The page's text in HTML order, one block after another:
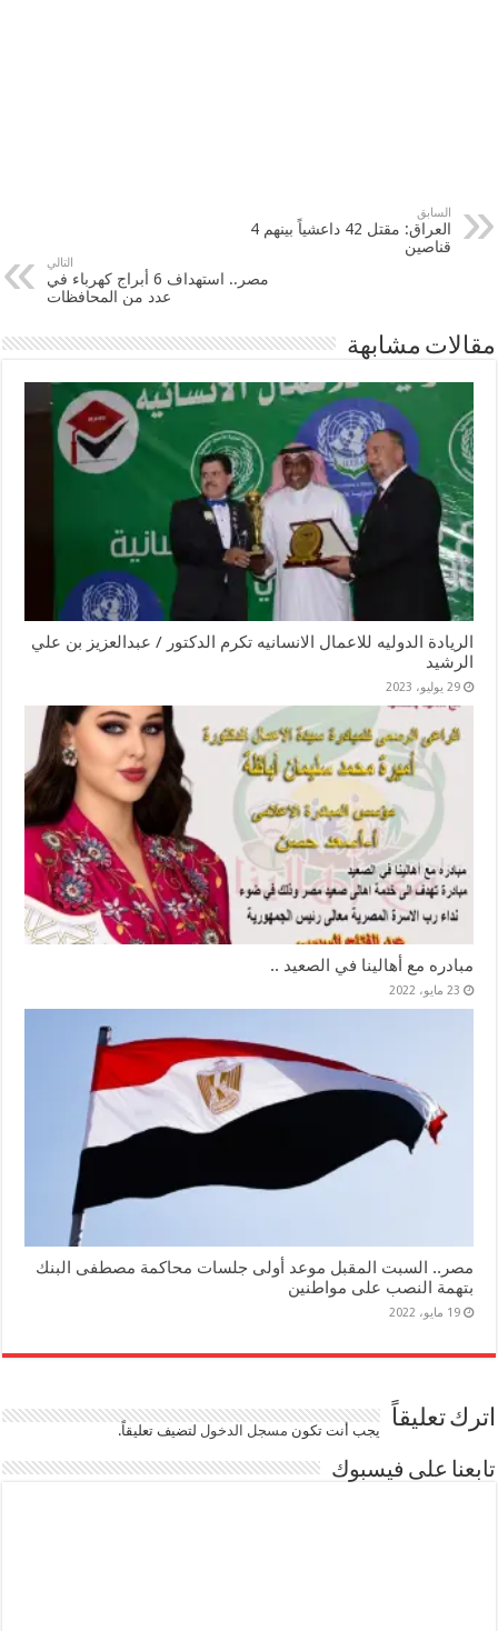
السابق
العراق: مقتل 42 داعشياً بينهم 4
قناصين
التالي
مصر.. استهداف 6 أبراج كهرباء في
عدد من المحافظات
مقالات مشابهة
الريادة الدوليه للاعمال الانسانيه تكرم الدكتور / عبدالعزيز بن علي
الرشيد
29 يوليو، 2023
مبادره مع أهالينا في الصعيد ..
23 مايو، 2022
مصر.. السبت المقبل موعد أولى جلسات محاكمة مصطفى البنك
بتهمة النصب على مواطنين
19 مايو، 2022
اترك تعليقاً يجب أنت تكون مسجل الدخوللتضيف تعليقاً.
تابعنا على فيسبوك